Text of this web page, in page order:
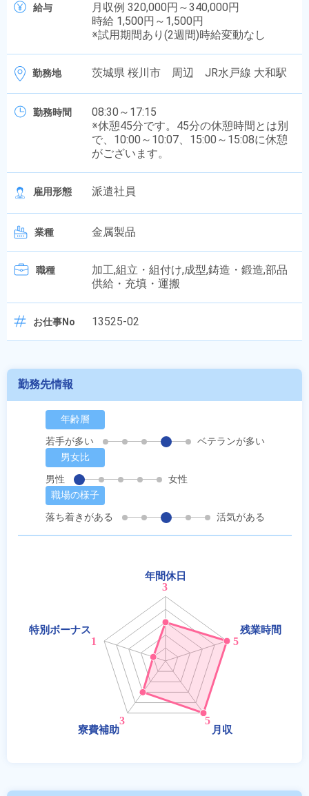
給与
月収例 320,000円～340,000円
時給 1,500円～1,500円
※試用期間あり(2週間)時給変動なし
勤務地 茨城県 桜川市 周辺 JR水戸線 大和駅
勤務時間
08:30～17:15
※休憩45分です。45分の休憩時間とは別
で、10:00～10:07、15:00～15:08に休憩
がございます。
雇用形態 派遣社員
業種 金属製品
職種
加工,組立・組付け,成型,鋳造・鍛造,部品
供給・充填・運搬
お仕事No 13525-02
勤務先情報
年齢層
若手が多い
ベテランが多い
男女比
男性
女性
職場の様子
落ち着きがある
活気がある